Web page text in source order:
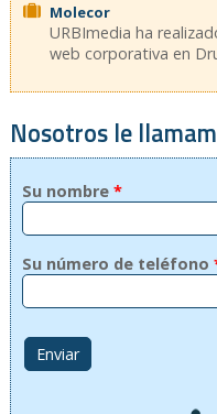
Molecor
URBImedia ha
web corporativa en
Nosotros le
Su nombre *
Su número de teléfono